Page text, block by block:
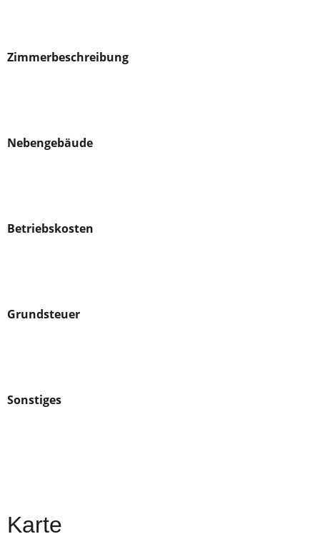
Zimmerbeschreibung
Nebengebäude
Betriebskosten
Grundsteuer
Sonstiges
Karte